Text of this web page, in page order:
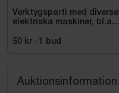
Verktygsparti med diverse
elektriska maskiner, bl.a.
50 kr · 1 bud
Auktionsinformation